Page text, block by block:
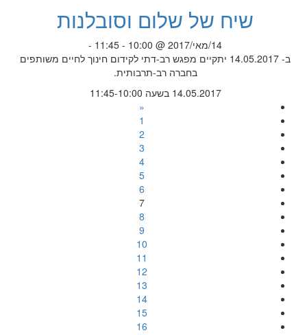
שיח של שלום וסובלנות
14/מאי/2017 @ 10:00 - 11:45 -
ב- 14.05.2017 יתקיים מפגש רב-דתי לקידום חינוך לחיים משותפים
בחברה רב-תרבותית.
14.05.2017 בשעה 11:45-10:00
«
1
2
3
4
5
6
7
8
9
10
11
12
13
14
15
16